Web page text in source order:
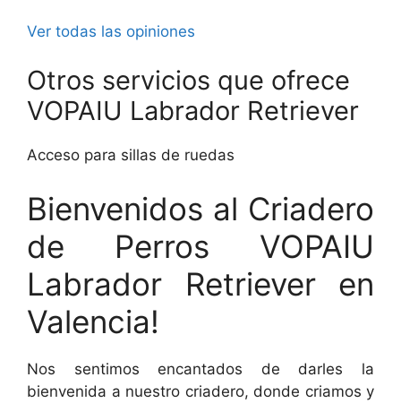
Ver todas las opiniones
Otros servicios que ofrece
VOPAIU Labrador Retriever
Acceso para sillas de ruedas
Bienvenidos al Criadero
de Perros VOPAIU
Labrador Retriever en
Valencia!
Nos sentimos encantados de darles la
bienvenida a nuestro criadero, donde criamos y